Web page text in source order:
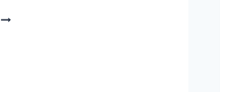
ГОЛОС